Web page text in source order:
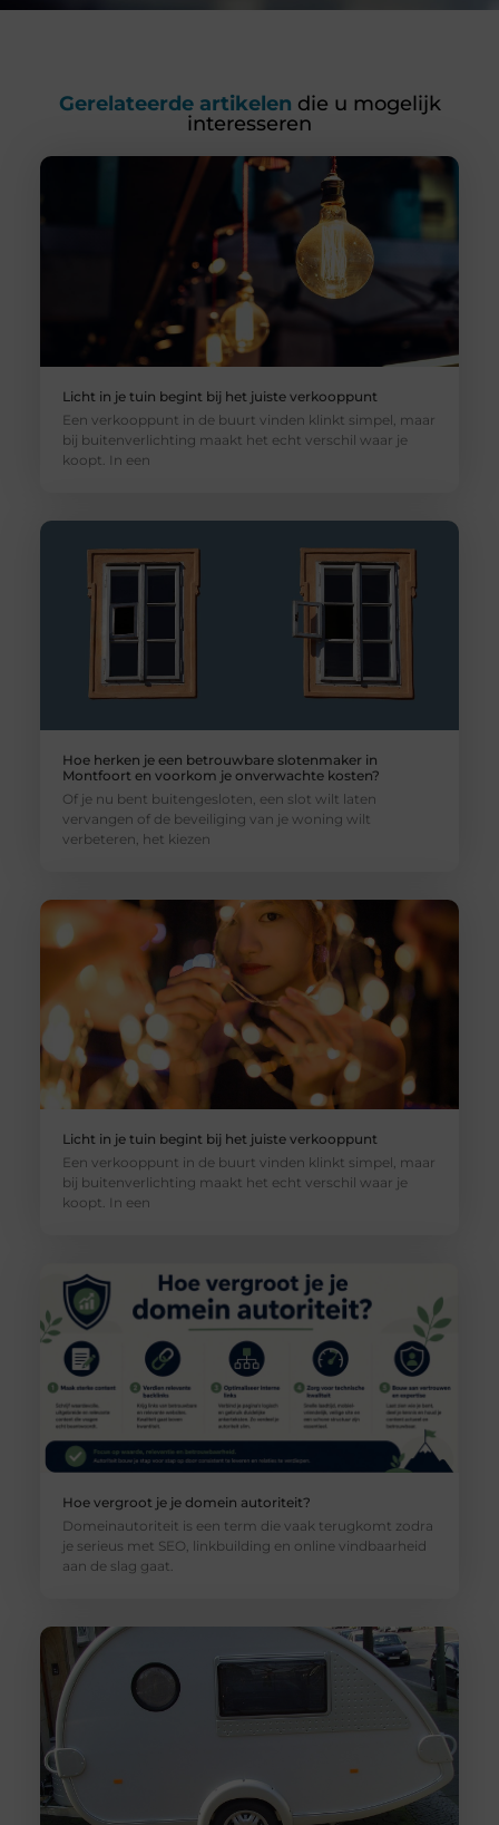
Gerelateerde artikelen die u mogelijk
interesseren
Licht in je tuin begint bij het juiste verkooppunt
Een verkooppunt in de buurt vinden klinkt simpel, maar
bij buitenverlichting maakt het echt verschil waar je
koopt. In een
Hoe herken je een betrouwbare slotenmaker in
Montfoort en voorkom je onverwachte kosten?
Of je nu bent buitengesloten, een slot wilt laten
vervangen of de beveiliging van je woning wilt
verbeteren, het kiezen
Licht in je tuin begint bij het juiste verkooppunt
Een verkooppunt in de buurt vinden klinkt simpel, maar
bij buitenverlichting maakt het echt verschil waar je
koopt. In een
Hoe vergroot je je domein autoriteit?
Domeinautoriteit is een term die vaak terugkomt zodra
je serieus met SEO, linkbuilding en online vindbaarheid
aan de slag gaat.